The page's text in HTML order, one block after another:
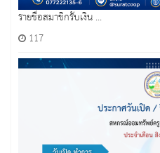
รายชื่อสมาชิกรับเงิน ...
117